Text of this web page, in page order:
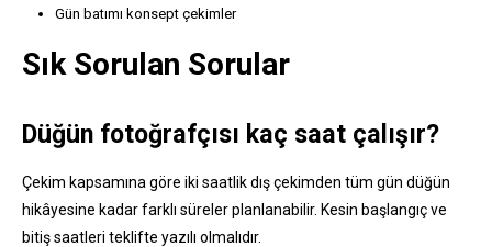
Gün batımı konsept çekimler
Sık Sorulan Sorular
Düğün fotoğrafçısı kaç saat çalışır?
Çekim kapsamına göre iki saatlik dış çekimden tüm gün düğün
hikâyesine kadar farklı süreler planlanabilir. Kesin başlangıç ve
bitiş saatleri teklifte yazılı olmalıdır.